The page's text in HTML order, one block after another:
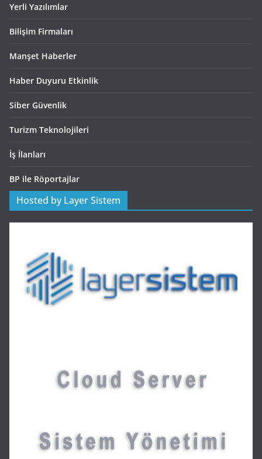
Yerli Yazılımlar
Bilişim Firmaları
Manşet Haberler
Haber Duyuru Etkinlik
Siber Güvenlik
Turizm Teknolojileri
İş İlanları
BP ile Röportajlar
Hosted by Layer Sistem